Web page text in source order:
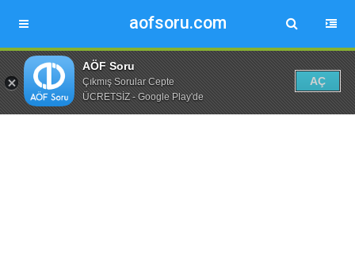
aofsoru.com
AÖF Soru
Çıkmış Sorular Cepte
ÜCRETSİZ - Google Play'de
AÇ